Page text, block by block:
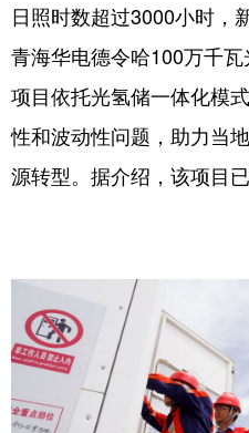
日照时数超过3000小时，
青海华电德令哈100万千
项目依托光氢储一体化模
性和波动性问题，助力当
源转型。据介绍，该项目